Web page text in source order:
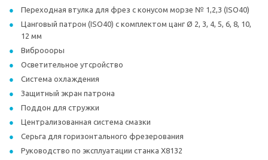
Переходная втулка для фрез с конусом морзе № 1,2,3 (ISO40)
Цанговый патрон (ISO40) с комплектом цанг Ø 2, 3, 4, 5, 6, 8, 10,
12 мм
Виброооры
Осветительное утсройство
Система охлаждения
Защитный экран патрона
Поддон для стружки
Централизованная система смазки
Серьга для горизонтального фрезерования
Руководство по эксплуатации станка X8132